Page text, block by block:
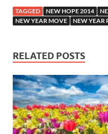
TAGGED NEW HOPE 2014
NEW YEAR MOVE
NEW YEAR
RELATED POSTS